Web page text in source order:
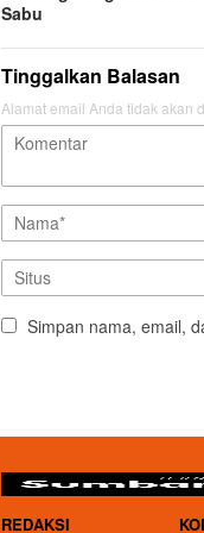
Sabu
Tinggalkan Balasan
Alamat email Anda tidak akan
Simpan nama, email,
REDAKSI